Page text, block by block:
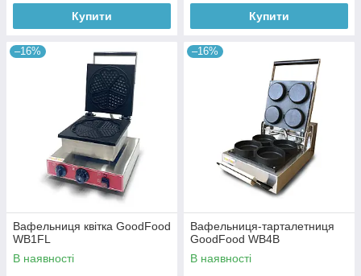
Купити Купити
–16%
Вафельниця квітка GoodFood
WB1FL
В наявності
–16%
Вафельниця-тарталетниця
GoodFood WB4B
В наявності